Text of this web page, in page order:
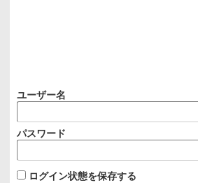
ユーザー名
パスワード
ログイン状態を保存する